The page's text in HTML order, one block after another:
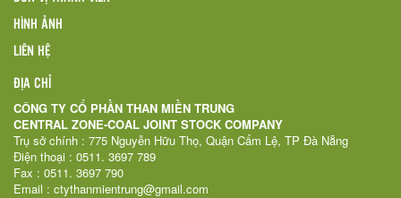
HÌNH ẢNH
LIÊN HỆ
ĐỊA CHỈ
CÔNG TY CỔ PHẦN THAN MIỀN TRUNG
CENTRAL ZONE-COAL JOINT STOCK COMPANY
Trụ sở chính : 775 Nguyễn Hữu Thọ, Quận Cẩm Lệ, TP Đà Nẵng
Điện thoại : 0511. 3697 789
Fax : 0511. 3697 790
Email : ctythanmientrung@gmail.com